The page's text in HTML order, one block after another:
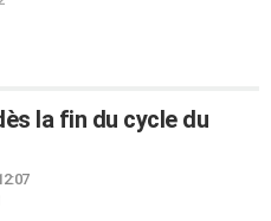
la fin du cycle du